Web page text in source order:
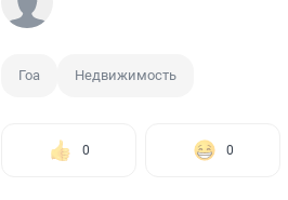
Гоа Недвижимость
0 0